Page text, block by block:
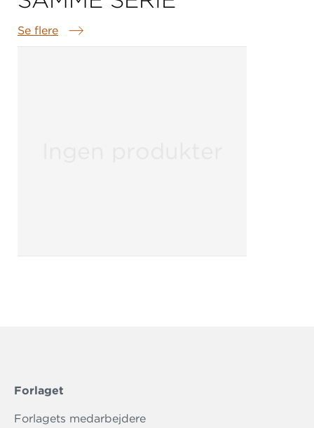
Se flere
Samme serie
Forlaget
Forlagets medarbejdere